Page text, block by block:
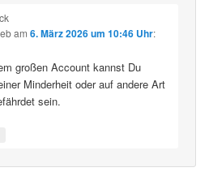
am 6. März 2026 um 10:46 Uhr:
großen Account kannst Du
Minderheit oder auf andere Art
sein.